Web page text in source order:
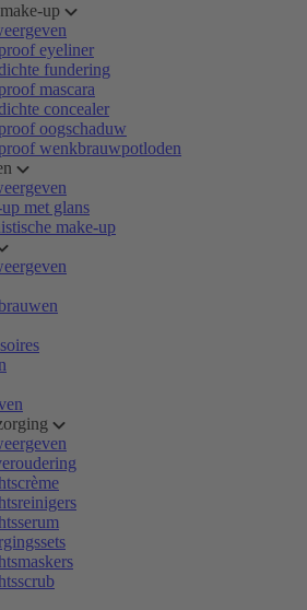
up
eyeliner
fundering
mascara
concealer
oogschaduw
wenkbrauwpotloden
met glans
make-up